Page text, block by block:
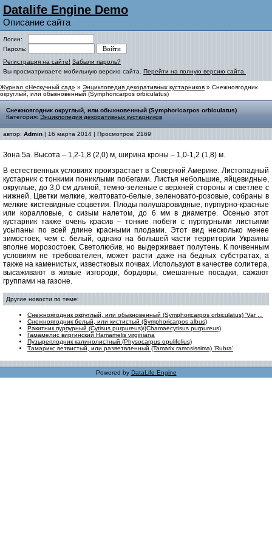
Datalife Engine Demo
Описание сайта
Логин:
Пароль:
Регистрация на сайте! Забыли пароль?
Вы просматриваете мобильную версию сайта. Перейти на полную версию сайта.
Журнал «Нескучный сад» » Энциклопедия декоративных кустарников » Снежноягодник
округлый, или обыкновенный (Symphoricarpos orbiculatus)
Снежноягодник округлый, или обыкновенный (Symphoricarpos orbiculatus)
Категория: Энциклопедия декоративных кустарников
автор: Admin | 16 марта 2014 | Просмотров: 2169
Зона 5а. Высота – 1,2-1,8 (2,0) м, ширина кроны – 1,0-1,2 (1,8) м.
В естественных условиях произрастает в Северной Америке. Листопадный
кустарник с тонкими пониклыми побегами. Листья небольшие, яйцевидные,
округлые, до 3,0 см длиной, темно-зеленые с верхней стороны и светлее с
нижней. Цветки мелкие, желтовато-белые, зеленовато-розовые, собраны в
мелкие кистевидные соцветия. Плоды полушаровидные, пурпурно-красные
или коралловые, с сизым налетом, до 6 мм в диаметре. Осенью этот
кустарник также очень красив – тонкие побеги с пурпурными листьями
усыпаны по всей длине красными плодами. Этот вид несколько менее
зимостоек, чем с. белый, однако на большей части территории Украины
вполне морозостоек. Светолюбив, но выдерживает полутень. К почвенным
условиям не требователен, может расти даже на бедных субстратах, а
также на каменистых, известковых почвах. Используют в качестве солитера,
высаживают в живые изгороди, бордюры, смешанные посадки, сажают
группами на газоне.
Другие новости по теме:
Снежноягодник округлый, или обыкновенный (Symphoricarpos orbiculatus) 'Var ...
Снежноягодник белый, или кистистый (Symphoricarpos albus)
Ракитник пурпурный (Cytisus purpureus)/(Chamaecytisus purpureus)
Гамамелис виргинский Hamamelis virginiana
Пузыреплодник калинолистный (Physocarpus opulifolius)
Тамарикс ветвистый, или разветвленный (Tamarix ramosissima) 'Rubra'
Powered by DataLife Engine